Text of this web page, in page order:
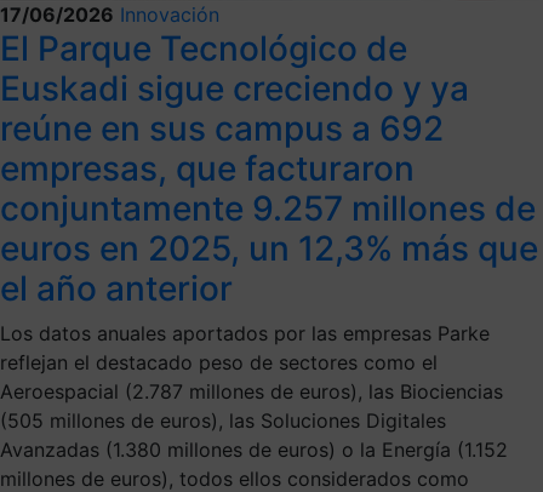
17/06/2026 Innovación
El Parque Tecnológico de
Euskadi sigue creciendo y ya
reúne en sus campus a 692
empresas, que facturaron
conjuntamente 9.257 millones de
euros en 2025, un 12,3% más que
el año anterior
Los datos anuales aportados por las empresas Parke
reflejan el destacado peso de sectores como el
Aeroespacial (2.787 millones de euros), las Biociencias
(505 millones de euros), las Soluciones Digitales
Avanzadas (1.380 millones de euros) o la Energía (1.152
millones de euros), todos ellos considerados como